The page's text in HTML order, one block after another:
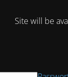
Site will be